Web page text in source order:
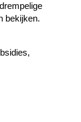
bekijken.